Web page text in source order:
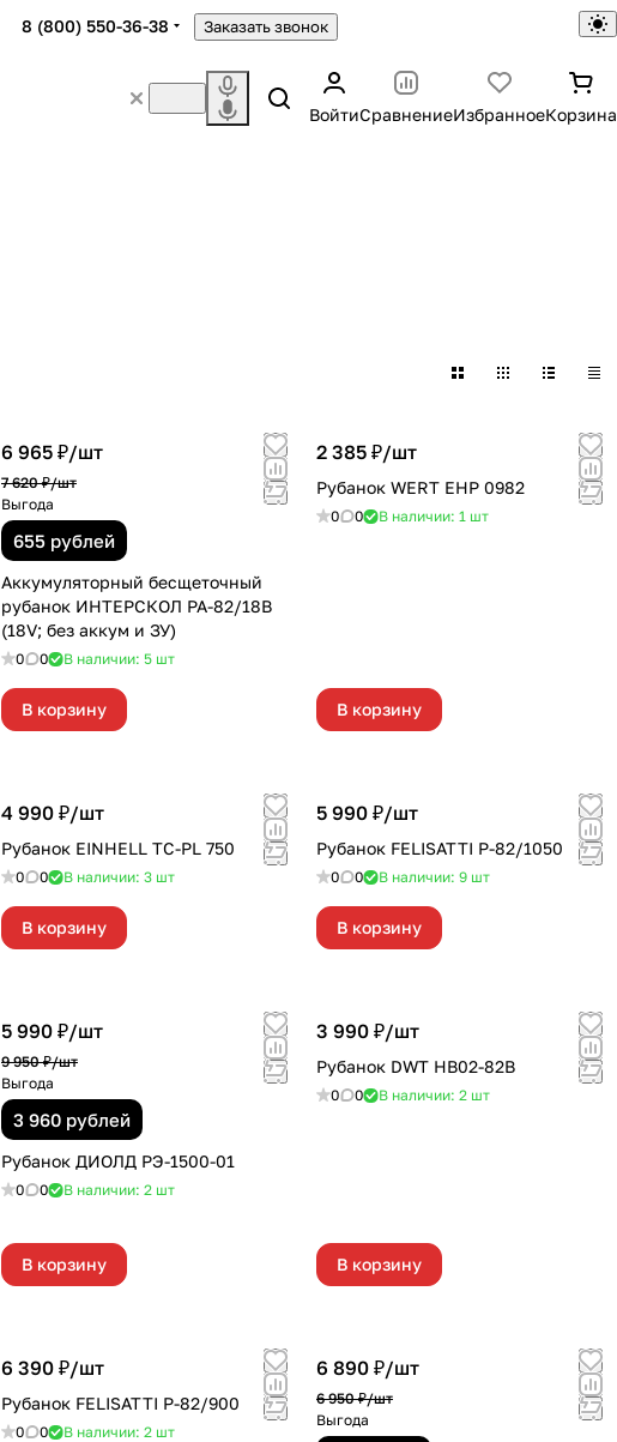
8 (800) 550-36-38 Заказать звонок
ВойтиСравнениеИзбранноеКорзина
6 965 ₽/шт
7 620 ₽/шт
Выгода
655 рублей
Аккумуляторный бесщеточный
рубанок ИНТЕРСКОЛ РА-82/18В
(18V; без аккум и ЗУ)
0 0 В наличии: 5 шт
В корзину
2 385 ₽/шт
Рубанок WERT EHP 0982
0 0 В наличии: 1 шт
В корзину
4 990 ₽/шт
Рубанок EINHELL TС-PL 750
0 0 В наличии: 3 шт
В корзину
5 990 ₽/шт
Рубанок FELISATTI Р-82/1050
0 0 В наличии: 9 шт
В корзину
5 990 ₽/шт
9 950 ₽/шт
Выгода
3 960 рублей
Рубанок ДИОЛД РЭ-1500-01
0 0 В наличии: 2 шт
В корзину
3 990 ₽/шт
Рубанок DWT HB02-82B
0 0 В наличии: 2 шт
В корзину
6 390 ₽/шт
Рубанок FELISATTI Р-82/900
0 0 В наличии: 2 шт
6 890 ₽/шт
6 950 ₽/шт
Выгода